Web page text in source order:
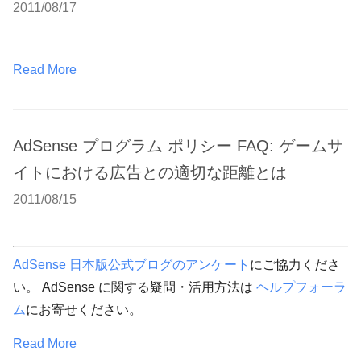
2011/08/17
Read More
AdSense プログラム ポリシー FAQ: ゲームサ
イトにおける広告との適切な距離とは
2011/08/15
AdSense 日本版公式ブログのアンケート にご協力くださ
い。 AdSense に関する疑問・活用方法は ヘルプフォーラ
ムにお寄せください。
Read More